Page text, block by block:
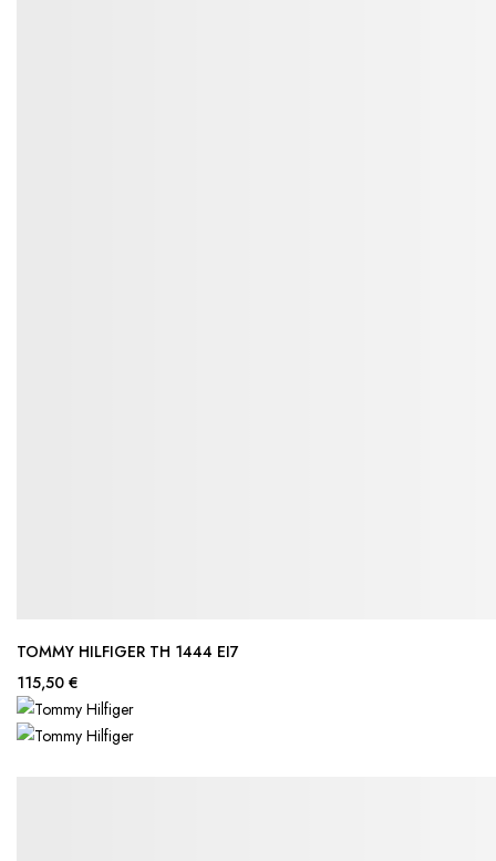
TOMMY HILFIGER TH 1444 EI7
115,50 €